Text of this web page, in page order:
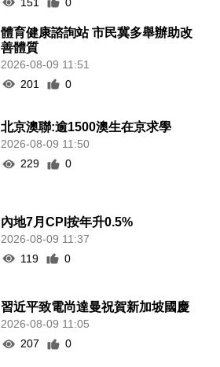
體育健康諮詢站 市民冀多舉辦助改
善體質
2026-08-09 11:51
201
0
北京澳聯:逾1500澳生在京求學
2026-08-09 11:50
229
0
內地7月CPI按年升0.5%
2026-08-09 11:37
119
0
習近平致電尚達曼祝賀新加坡國慶
2026-08-09 11:05
207
0